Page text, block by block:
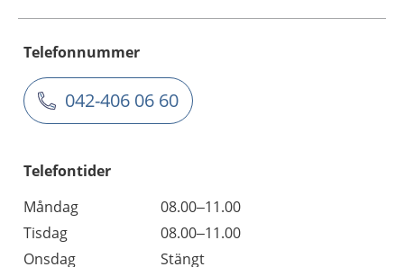
Telefonnummer
042-406 06 60
Telefontider
Måndag
08.00–11.00
Tisdag
08.00–11.00
Onsdag
Stängt